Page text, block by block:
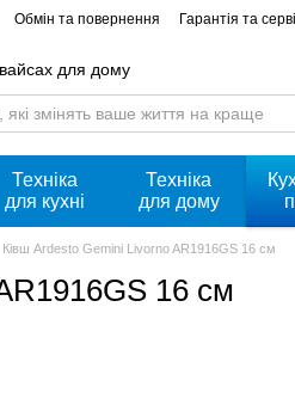
Обмін та повернення Гарантія та
для дому
Техніка
для кухні
Техніка
для дому
Ківш Ardesto Gemini Livorno AR1916GS 16 см
16 см